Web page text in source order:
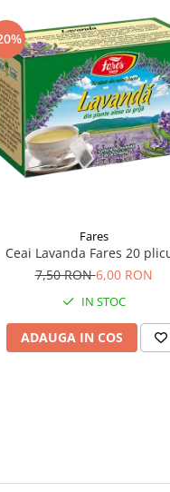
Fares
Ceai Lavanda Fares 20
7,50 RON6,00 RON
IN STOC
ADAUGA IN COS